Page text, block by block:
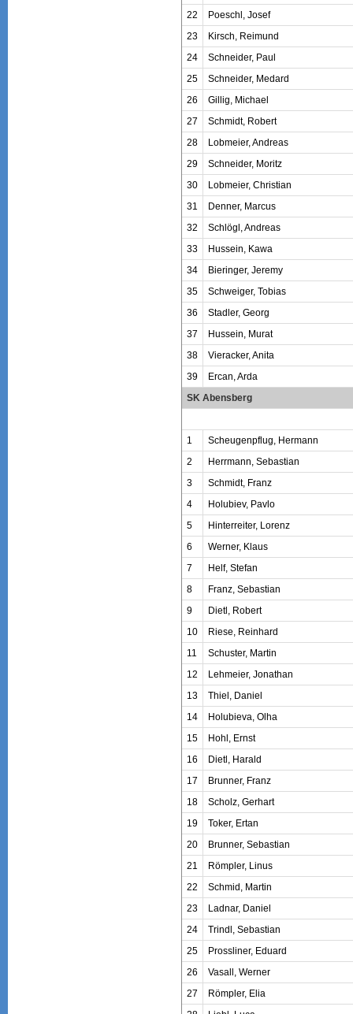
22
Poeschl, Josef
23
Kirsch, Reimund
24
Schneider, Paul
25
Schneider, Medard
26
Gillig, Michael
27
Schmidt, Robert
28
Lobmeier, Andreas
29
Schneider, Moritz
30
Lobmeier, Christian
31
Denner, Marcus
32
Schlögl, Andreas
33
Hussein, Kawa
34
Bieringer, Jeremy
35
Schweiger, Tobias
36
Stadler, Georg
37
Hussein, Murat
38
Vieracker, Anita
39
Ercan, Arda
SK Abensberg
1
Scheugenpflug, Hermann
2
Herrmann, Sebastian
3
Schmidt, Franz
4
Holubiev, Pavlo
5
Hinterreiter, Lorenz
6
Werner, Klaus
7
Helf, Stefan
8
Franz, Sebastian
9
Dietl, Robert
10
Riese, Reinhard
11
Schuster, Martin
12
Lehmeier, Jonathan
13
Thiel, Daniel
14
Holubieva, Olha
15
Hohl, Ernst
16
Dietl, Harald
17
Brunner, Franz
18
Scholz, Gerhart
19
Toker, Ertan
20
Brunner, Sebastian
21
Römpler, Linus
22
Schmid, Martin
23
Ladnar, Daniel
24
Trindl, Sebastian
25
Prossliner, Eduard
26
Vasall, Werner
27
Römpler, Elia